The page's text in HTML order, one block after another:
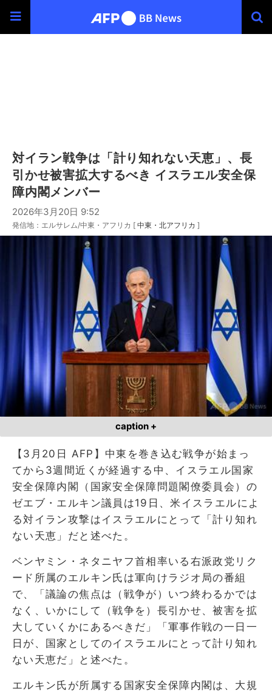
対イラン戦争は「計り知れない天恵」、長
引かせ被害拡大するべき イスラエル安全保
障内閣メンバー
2026年3月20日 9:52
発信地：エルサレム/中東・アフリカ [ 中東・北アフリカ ]
caption +
【3月20日 AFP】中東を巻き込む戦争が始まっ
てから3週間近くが経過する中、イスラエル国家
安全保障内閣（国家安全保障問題閣僚委員会）の
ゼエブ・エルキン議員は19日、米イスラエルによ
る対イラン攻撃はイスラエルにとって「計り知れ
ない天恵」だと述べた。
ベンヤミン・ネタニヤフ首相率いる右派政党リク
ード所属のエルキン氏は軍向けラジオ局の番組
で、「議論の焦点は（戦争が）いつ終わるかでは
なく、いかにして（戦争を）長引かせ、被害を拡
大していくかにあるべきだ」「軍事作戦の一日一
日が、国家としてのイスラエルにとって計り知れ
ない天恵だ」と述べた。
エルキン氏が所属する国家安全保障内閣は、大規